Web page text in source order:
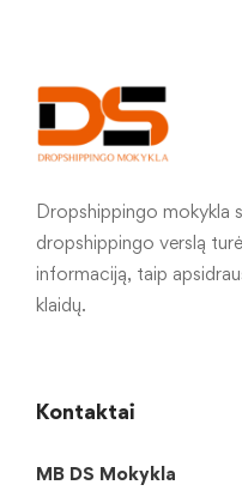
Dropshippingo mokykla
dropshippingo verslą
informaciją, taip
klaidų.
Kontaktai
MB DS Mokykla